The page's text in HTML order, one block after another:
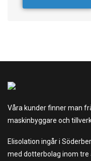
Våra kunder finner man
maskinbyggare och
Elisolation ingår i
med dotterbolag inom